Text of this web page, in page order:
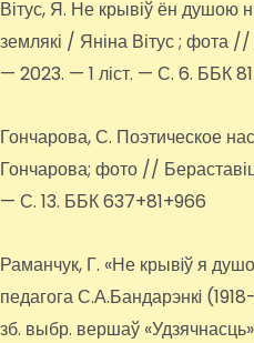
Вітус, Я. Не крывіў ён душою
землякі / Яніна Вітус ; фота
— 2023. — 1 ліст. — С. 6. ББК 81
Гончарова, С. Поэтическое
Гончарова; фото //
— С. 13. ББК 637+81+966
Раманчук, Г. «Не крывiў я
педагога С.А.Бандарэнкi
зб. выбр. вершаў